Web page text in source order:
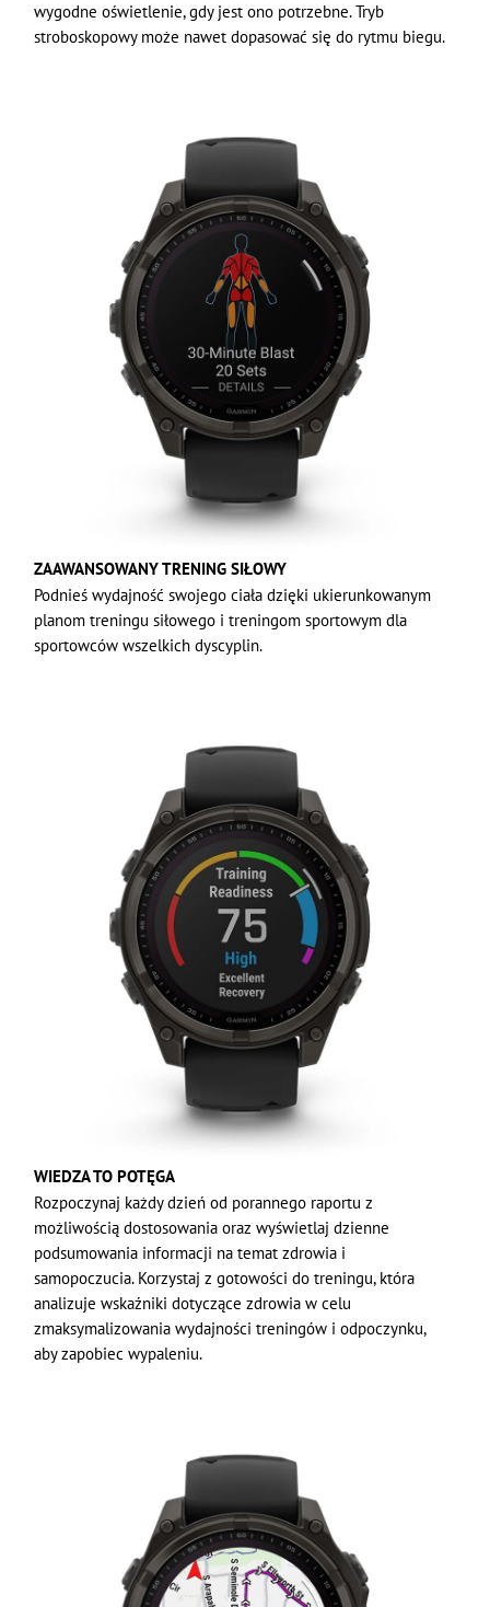
wygodne oświetlenie, gdy jest ono potrzebne. Tryb
stroboskopowy może nawet dopasować się do rytmu biegu.
ZAAWANSOWANY TRENING SIŁOWY
Podnieś wydajność swojego ciała dzięki ukierunkowanym
planom treningu siłowego i treningom sportowym dla
sportowców wszelkich dyscyplin.
WIEDZA TO POTĘGA
Rozpoczynaj każdy dzień od porannego raportu z
możliwością dostosowania oraz wyświetlaj dzienne
podsumowania informacji na temat zdrowia i
samopoczucia. Korzystaj z gotowości do treningu, która
analizuje wskaźniki dotyczące zdrowia w celu
zmaksymalizowania wydajności treningów i odpoczynku,
aby zapobiec wypaleniu.